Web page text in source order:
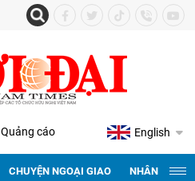
Quảng cáo English
CHUYỆN NGOẠI GIAO NHÂN